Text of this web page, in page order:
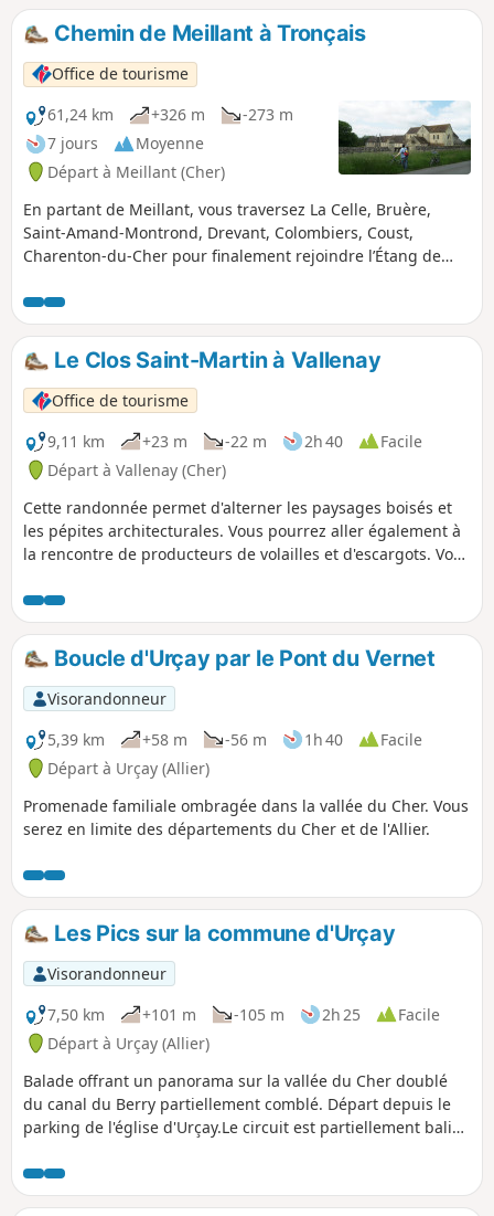
Chemin de Meillant à Tronçais
Office de tourisme
61,24 km
+326 m
-273 m
7 jours
Moyenne
Départ à Meillant (Cher)
En partant de Meillant, vous traversez La Celle, Bruère,
Saint-Amand-Montrond, Drevant, Colombiers, Coust,
Charenton-du-Cher pour finalement rejoindre l’Étang de
Cœur de France et ses paysages, ainsi que le Château de
Meillant, l’Abbaye de Noirlac, le Lac de Virlay, le Canal de
Berry et la vallée de la Marmande.
Le Clos Saint-Martin à Vallenay
Office de tourisme
9,11 km
+23 m -22 m 2h 40
Facile
Départ à Vallenay (Cher)
Cette randonnée permet d'alterner les paysages boisés et
les pépites architecturales. Vous pourrez aller également à
la rencontre de producteurs de volailles et d'escargots. Vous
Saint-Symphorien, Chambon et Crézançay-sur-Cher.
Boucle d'Urçay par le Pont du Vernet
Visorandonneur
5,39 km
+58 m -56 m 1h 40
Facile
Départ à Urçay (Allier)
Promenade familiale ombragée dans la vallée du Cher. Vous
serez en limite des départements du Cher et de l'Allier.
Les Pics sur la commune d'Urçay
Visorandonneur
7,50 km
+101 m -105 m 2h 25
Facile
Départ à Urçay (Allier)
Balade offrant un panorama sur la vallée du Cher doublé
du canal du Berry partiellement comblé. Départ depuis le
parking de l'église d'Urçay.Le circuit est partiellement balisé